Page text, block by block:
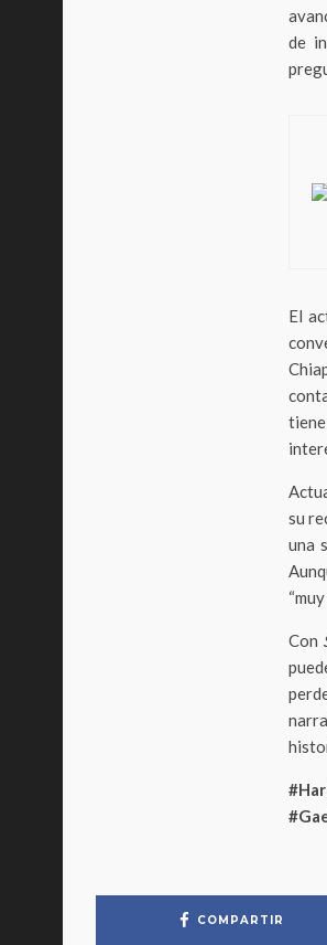
de
El
su
una
Con
COMPARTIR